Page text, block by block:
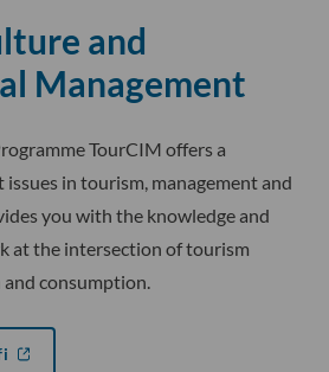
and
Management
TourCIM offers a
in tourism, management and
you with the knowledge and
at the intersection of tourism
consumption.